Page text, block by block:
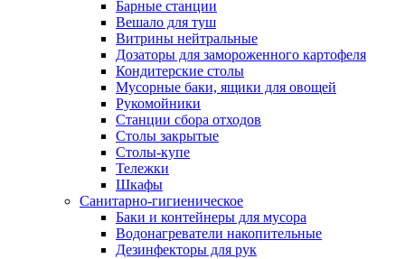
Барные станции
Вешало для туш
Витрины нейтральные
Дозаторы для замороженного картофеля
Кондитерские столы
Мусорные баки, ящики для овощей
Рукомойники
Станции сбора отходов
Столы закрытые
Столы-купе
Тележки
Шкафы
Санитарно-гигиеническое
Баки и контейнеры для мусора
Водонагреватели накопительные
Дезинфекторы для рук